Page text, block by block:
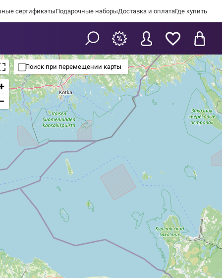
сертификатыПодарочные наборыДоставка и оплатаГде купить
Поиск при перемещении карты